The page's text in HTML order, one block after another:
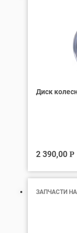
Диск
2 390,00 Р
ЗАПЧАСТИ